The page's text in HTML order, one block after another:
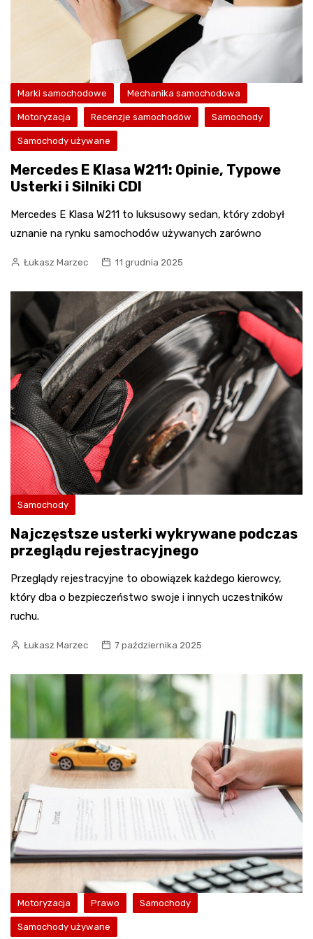
Marki samochodowe Mechanika samochodowa
Motoryzacja Recenzje samochodów Samochody
Samochody używane
Mercedes E Klasa W211: Opinie, Typowe
Usterki i Silniki CDI
Mercedes E Klasa W211 to luksusowy sedan, który zdobył
uznanie na rynku samochodów używanych zarówno
Łukasz Marzec 11 grudnia 2025
Samochody
Najczęstsze usterki wykrywane podczas
przeglądu rejestracyjnego
Przeglądy rejestracyjne to obowiązek każdego kierowcy,
który dba o bezpieczeństwo swoje i innych uczestników
ruchu.
Łukasz Marzec 7 października 2025
Motoryzacja Prawo Samochody
Samochody używane